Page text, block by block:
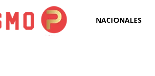
Puro NACIONALES